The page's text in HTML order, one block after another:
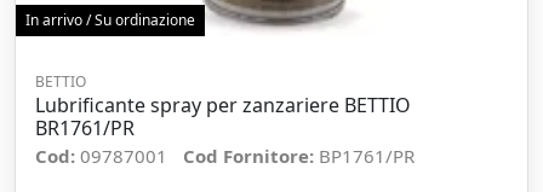
In arrivo / Su ordinazione
BETTIO
Lubrificante spray per zanzariere BETTIO
BR1761/PR
Cod: 09787001 Cod Fornitore: BP1761/PR